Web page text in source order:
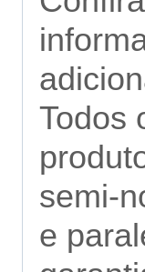
Todos
semi-
e